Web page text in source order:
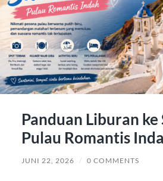
Panduan Liburan
Pulau Romantis
JUNI 22, 2026 / 0 COMMENTS